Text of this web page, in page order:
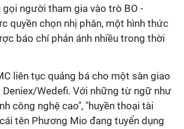
người tham gia vào trò BO -
quyền chọn nhị phân, một hình thức
báo chí phản ánh nhiều trong thời
liên tục quảng bá cho một sàn giao
Wedefi. Với những từ ngữ như
công nghệ cao", "huyền thoại tài
tên Phương Mio đang tuyển dụng